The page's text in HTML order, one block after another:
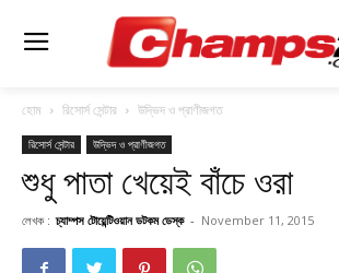
হোম রিসোর্স সেন্টার উদ্ভিদ ও প্রাণীজগত
রিসোর্স সেন্টার উদ্ভিদ ও প্রাণীজগত
শুধু পাতা খেয়েই বাঁচে ওরা
লেখক : চ্যাম্পস টোয়েন্টিওয়ান ডটকম ডেস্ক - November 11, 2015